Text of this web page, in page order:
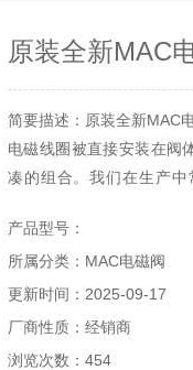
原装全新MAC
简要描述：原装全新MAC
电磁线圈被直接安装在阀
凑的组合。我们在生产
的阀门来说就是开和关。
产品型号：
所属分类：MAC电磁阀
更新时间：2025-09-17
厂商性质：经销商
浏览次数：454